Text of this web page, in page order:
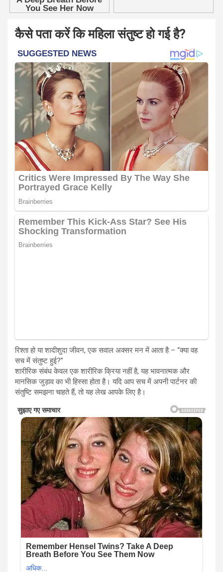
कैसे पता करें कि महिला संतुष्ट हो गई है?
रिश्ता हो या शादीशुदा जीवन, एक सवाल अक्सर मन में आता है – “क्या वह
सच में संतुष्ट हुई?”
शारीरिक संबंध केवल एक शारीरिक क्रिया नहीं है, यह भावनात्मक और
मानसिक जुड़ाव का भी हिस्सा होता है। यदि आप सच में अपनी पार्टनर की
संतुष्टि समझना चाहते हैं, तो यह लेख आपके लिए है।